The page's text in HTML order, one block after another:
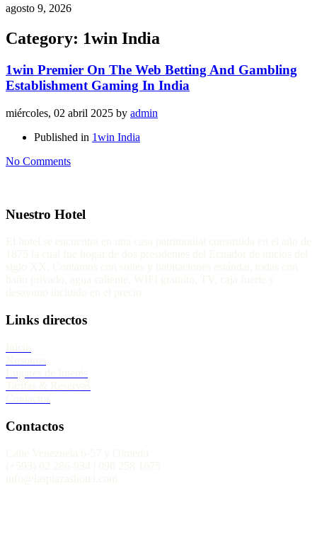
agosto 9, 2026
Category: 1win India
1win Premier On The Web Betting And Gambling
Establishment Gaming In India
miércoles, 02 abril 2025 by admin
Published in 1win India
No Comments
Nuestro Hotel
Links directos
Contactos